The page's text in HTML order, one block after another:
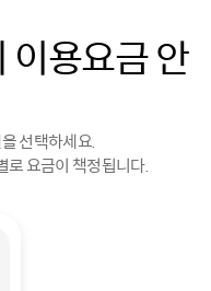
이용요금 안
선택하세요.
로 요금이 책정됩니다.